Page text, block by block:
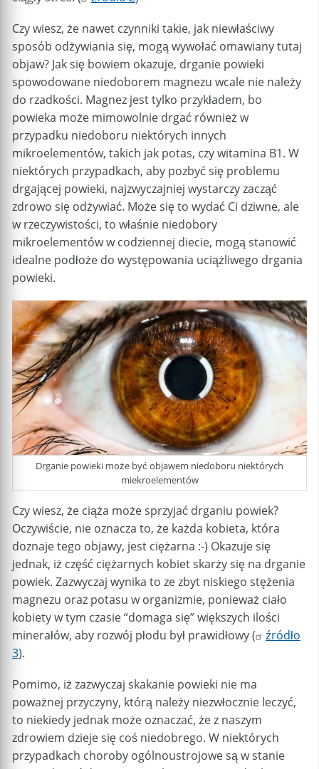
Czy wiesz, że nawet czynniki takie, jak niewłaściwy
sposób odżywiania się, mogą wywołać omawiany tutaj
objaw? Jak się bowiem okazuje, drganie powieki
spowodowane niedoborem magnezu wcale nie należy
do rzadkości. Magnez jest tylko przykładem, bo
powieka może mimowolnie drgać również w
przypadku niedoboru niektórych innych
mikroelementów, takich jak potas, czy witamina B1. W
niektórych przypadkach, aby pozbyć się problemu
drgającej powieki, najzwyczajniej wystarczy zacząć
zdrowo się odżywiać. Może się to wydać Ci dziwne, ale
w rzeczywistości, to właśnie niedobory
mikroelementów w codziennej diecie, mogą stanowić
idealne podłoże do występowania uciążliwego drgania
powieki.
Drganie powieki może być objawem niedoboru niektórych
miekroelementów
Czy wiesz, że ciąża może sprzyjać drganiu powiek?
Oczywiście, nie oznacza to, że każda kobieta, która
doznaje tego objawy, jest ciężarna :-) Okazuje się
jednak, iż część ciężarnych kobiet skarży się na drganie
powiek. Zazwyczaj wynika to ze zbyt niskiego stężenia
magnezu oraz potasu w organizmie, ponieważ ciało
kobiety w tym czasie “domaga się” większych ilości
minerałów, aby rozwój płodu był prawidłowy (
źródło
3).
Pomimo, iż zazwyczaj skakanie powieki nie ma
poważnej przyczyny, którą należy niezwłocznie leczyć,
to niekiedy jednak może oznaczać, że z naszym
zdrowiem dzieje się coś niedobrego. W niektórych
przypadkach choroby ogólnoustrojowe są w stanie